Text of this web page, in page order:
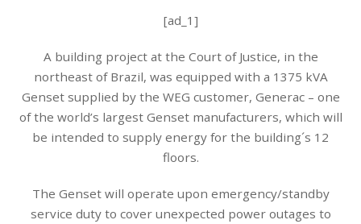
[ad_1]
A building project at the Court of Justice, in the
northeast of Brazil, was equipped with a 1375 kVA
Genset supplied by the WEG customer, Generac – one
of the world’s largest Genset manufacturers, which will
be intended to supply energy for the building´s 12
floors.
The Genset will operate upon emergency/standby
service duty to cover unexpected power outages to